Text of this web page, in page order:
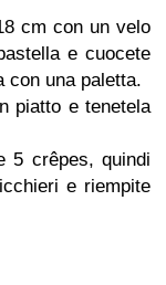
cm con un velo
e cuocete
con una paletta.
piatto e tenetela
5 crêpes, quindi
e riempite